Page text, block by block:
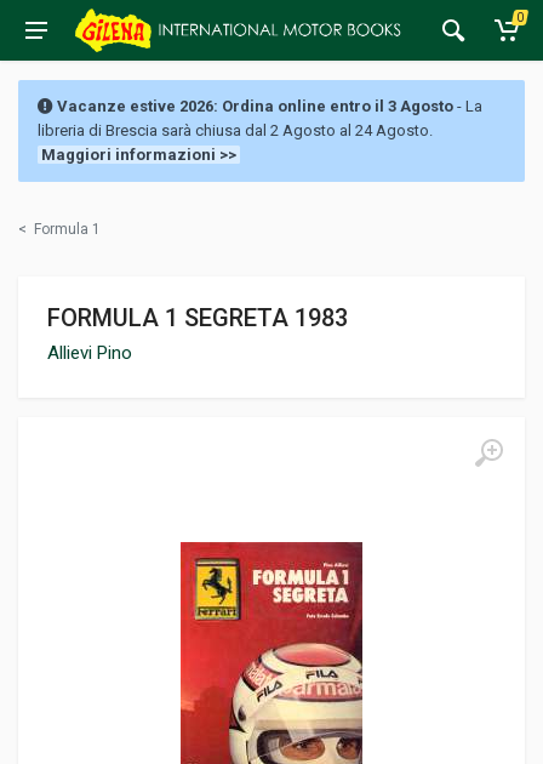
0
Vacanze estive 2026: Ordina online entro il 3 Agosto - La
libreria di Brescia sarà chiusa dal 2 Agosto al 24 Agosto.
Maggiori informazioni >>
< Formula 1
FORMULA 1 SEGRETA 1983
Allievi Pino